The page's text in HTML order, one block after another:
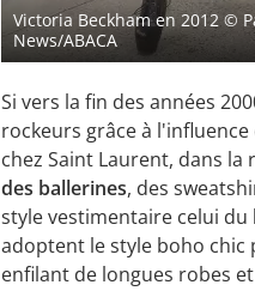
Victoria Beckham en 2012©
News/ABACA
Si vers la fin des années
rockeurs grâce à l'influence
chez Saint Laurent, dans la
des ballerines, des
style vestimentaire celui du
adoptent le style boho chic
enfilant de longues robes